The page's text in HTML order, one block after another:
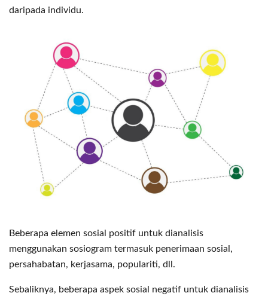
daripada individu.
Beberapa elemen sosial positif untuk dianalisis
menggunakan sosiogram termasuk penerimaan sosial,
persahabatan, kerjasama, populariti, dll.
Sebaliknya, beberapa aspek sosial negatif untuk dianalisis